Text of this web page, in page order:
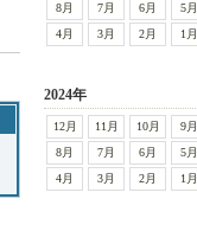
8月 7月 6月
5月
4月
3月 2月 1月
2024年
12月 11月 10月
9月
8月
7月 6月
5月
4月
3月 2月 1月